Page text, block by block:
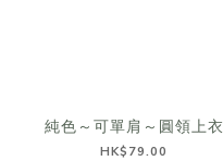
純色～可單肩～圓領上衣
HK$79.00